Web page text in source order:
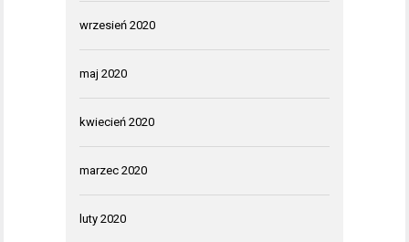
wrzesień 2020
maj 2020
kwiecień 2020
marzec 2020
luty 2020